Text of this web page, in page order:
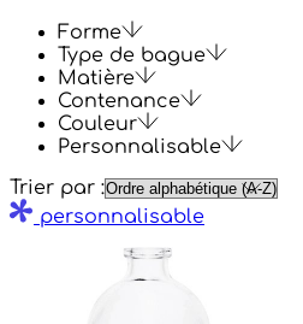
Forme
Type de bague
Matière
Contenance
Couleur
Personnalisable
Trier par :
personnalisable